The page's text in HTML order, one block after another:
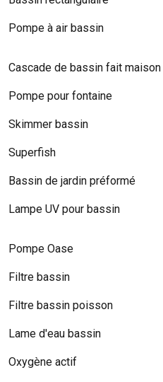
Pompe à air bassin
Cascade de bassin fait maison
Pompe pour fontaine
Skimmer bassin
Superfish
Bassin de jardin préformé
Lampe UV pour bassin
Pompe Oase
Filtre bassin
Filtre bassin poisson
Lame d'eau bassin
Oxygène actif